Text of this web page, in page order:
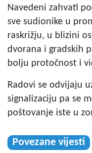
Navedeni zahvati
sve sudionike u
raskrižju, u blizini
dvorana i gradskih
bolju protočnost i
Radovi se odvijaju
signalizaciju pa se
poštovanje iste u
Povezane vijesti